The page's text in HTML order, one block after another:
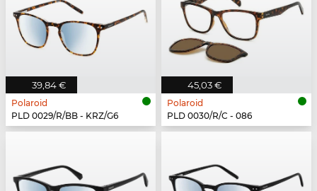
39,84 €
Polaroid
PLD 0029/R/BB - KRZ/G6
45,03 €
Polaroid
PLD 0030/R/C - 086